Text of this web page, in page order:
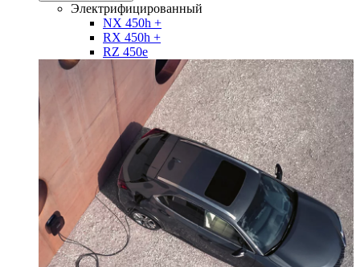
Электрифицированный
NX 450h +
RX 450h +
RZ 450e